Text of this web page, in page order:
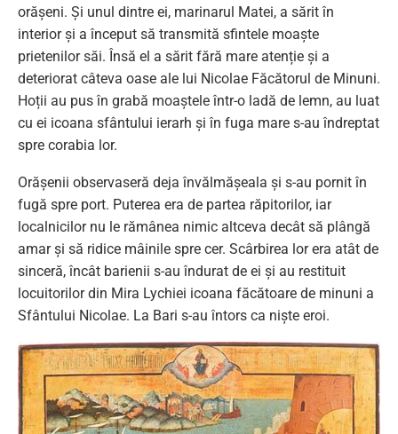
orășeni. Și unul dintre ei, marinarul Matei, a sărit în
interior și a început să transmită sfintele moaște
prietenilor săi. Însă el a sărit fără mare atenție și a
deteriorat câteva oase ale lui Nicolae Făcătorul de Minuni.
Hoții au pus în grabă moaștele într-o ladă de lemn, au luat
cu ei icoana sfântului ierarh și în fuga mare s-au îndreptat
spre corabia lor.
Orășenii observaseră deja învălmășeala și s-au pornit în
fugă spre port. Puterea era de partea răpitorilor, iar
localnicilor nu le rămânea nimic altceva decât să plângă
amar și să ridice mâinile spre cer. Scârbirea lor era atât de
sinceră, încât barienii s-au îndurat de ei și au restituit
locuitorilor din Mira Lychiei icoana făcătoare de minuni a
Sfântului Nicolae. La Bari s-au întors ca niște eroi.